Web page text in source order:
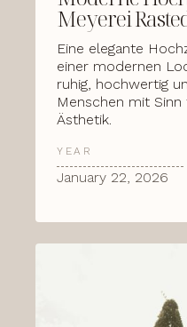
Meyerei
Eine elegante
einer modernen
ruhig, hochwertig
Menschen mit
Ästhetik.
YEAR
January 22, 2026